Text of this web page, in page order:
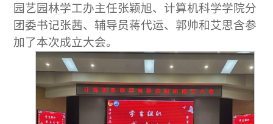
行政及教育部门
专门委员会
学院院徽
人才招聘
办事指南
表格下载
本科生培养
研究生教育
国际化教育
科学研究
研究机构
研究方向
科研项目
论文专著
成果获奖
学工动态
就业信息
学子风采
历届学生
党建工会
党建动态
党员发展
学科竞赛
园艺园林学工办主任张颖旭、计算机科学学院分
团委书记张茜、辅导员蒋代运、郭帅和艾思含参
加了本次成立大会。